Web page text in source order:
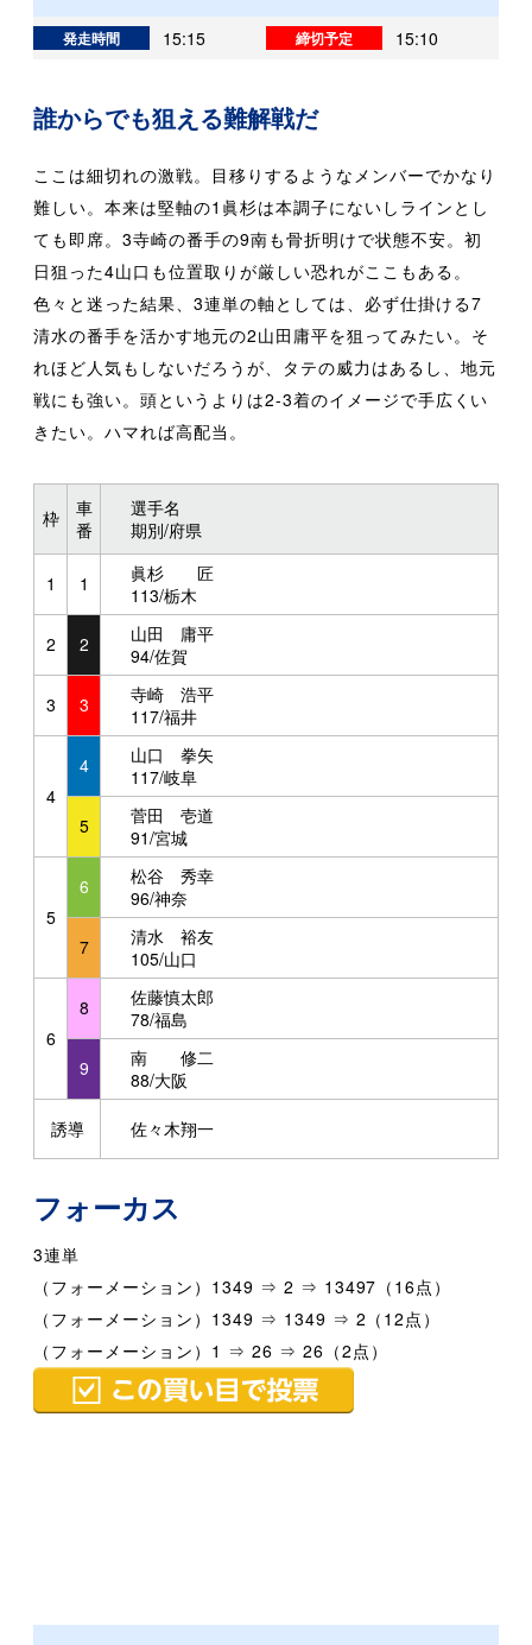
発走時間 15:15 締切予定 15:10
誰からでも狙える難解戦だ
ここは細切れの激戦。目移りするようなメンバーでかなり
難しい。本来は堅軸の1眞杉は本調子にないしラインとし
ても即席。3寺崎の番手の9南も骨折明けで状態不安。初
日狙った4山口も位置取りが厳しい恐れがここもある。
色々と迷った結果、3連単の軸としては、必ず仕掛ける7
清水の番手を活かす地元の2山田庸平を狙ってみたい。そ
れほど人気もしないだろうが、タテの威力はあるし、地元
戦にも強い。頭というよりは2-3着のイメージで手広くい
きたい。ハマれば高配当。
枠
車
番
選手名
期別/府県
1 1
眞杉 匠
113/栃木
2 2
山田 庸平
94/佐賀
3 3
寺崎 浩平
117/福井
4
4
山口 拳矢
117/岐阜
5
菅田 壱道
91/宮城
5
6
松谷 秀幸
96/神奈
7
清水 裕友
105/山口
6
8
佐藤慎太郎
78/福島
9
南 修二
88/大阪
誘導 佐々木翔一
フォーカス
3連単
（フォーメーション）1349 ⇒ 2 ⇒ 13497（16点）
（フォーメーション）1349 ⇒ 1349 ⇒ 2（12点）
（フォーメーション）1 ⇒ 26 ⇒ 26（2点）